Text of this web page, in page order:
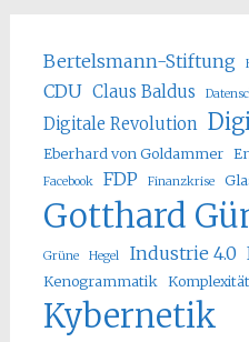
Bertelsmann-Stiftung
CDU Claus Baldus
Digitale Revolution
Eberhard von Goldammer
Facebook FDP Finanzkrise
Gotthard
Grüne Hegel Industrie 4.0
Kenogrammatik Komplexität
Kybernetik